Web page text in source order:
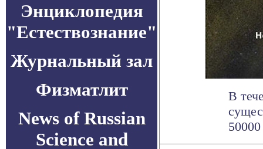
Энциклопедия
"Естествознание"
Журнальный зал
Физматлит
News of Russian
Science and
В